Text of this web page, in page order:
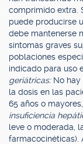
comprimido extra.
puede producirse
debe mantenerse
síntomas graves
poblaciones
indicado para uso
geriátricas: No
la dosis en las
65 años o
insuficiencia
leve o moderada,
farmacocinéticas).